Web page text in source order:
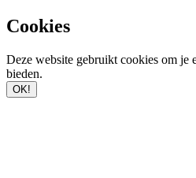
Cookies
Deze website gebruikt cookies om je
bieden.
OK!